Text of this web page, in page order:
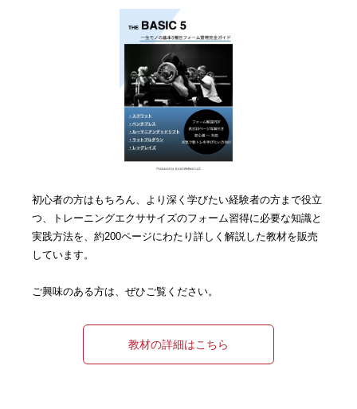
初心者の方はもちろん、より深く学びたい経験者の方まで役立
つ、トレーニングエクササイズのフォーム習得に必要な知識と
実践方法を、約200ページにわたり詳しく解説した教材を販売
しています。
ご興味のある方は、ぜひご覧ください。
教材の詳細はこちら